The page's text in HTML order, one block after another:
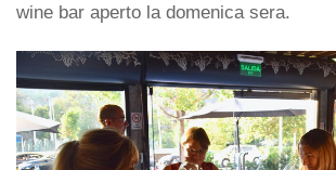
wine bar aperto la domenica sera.